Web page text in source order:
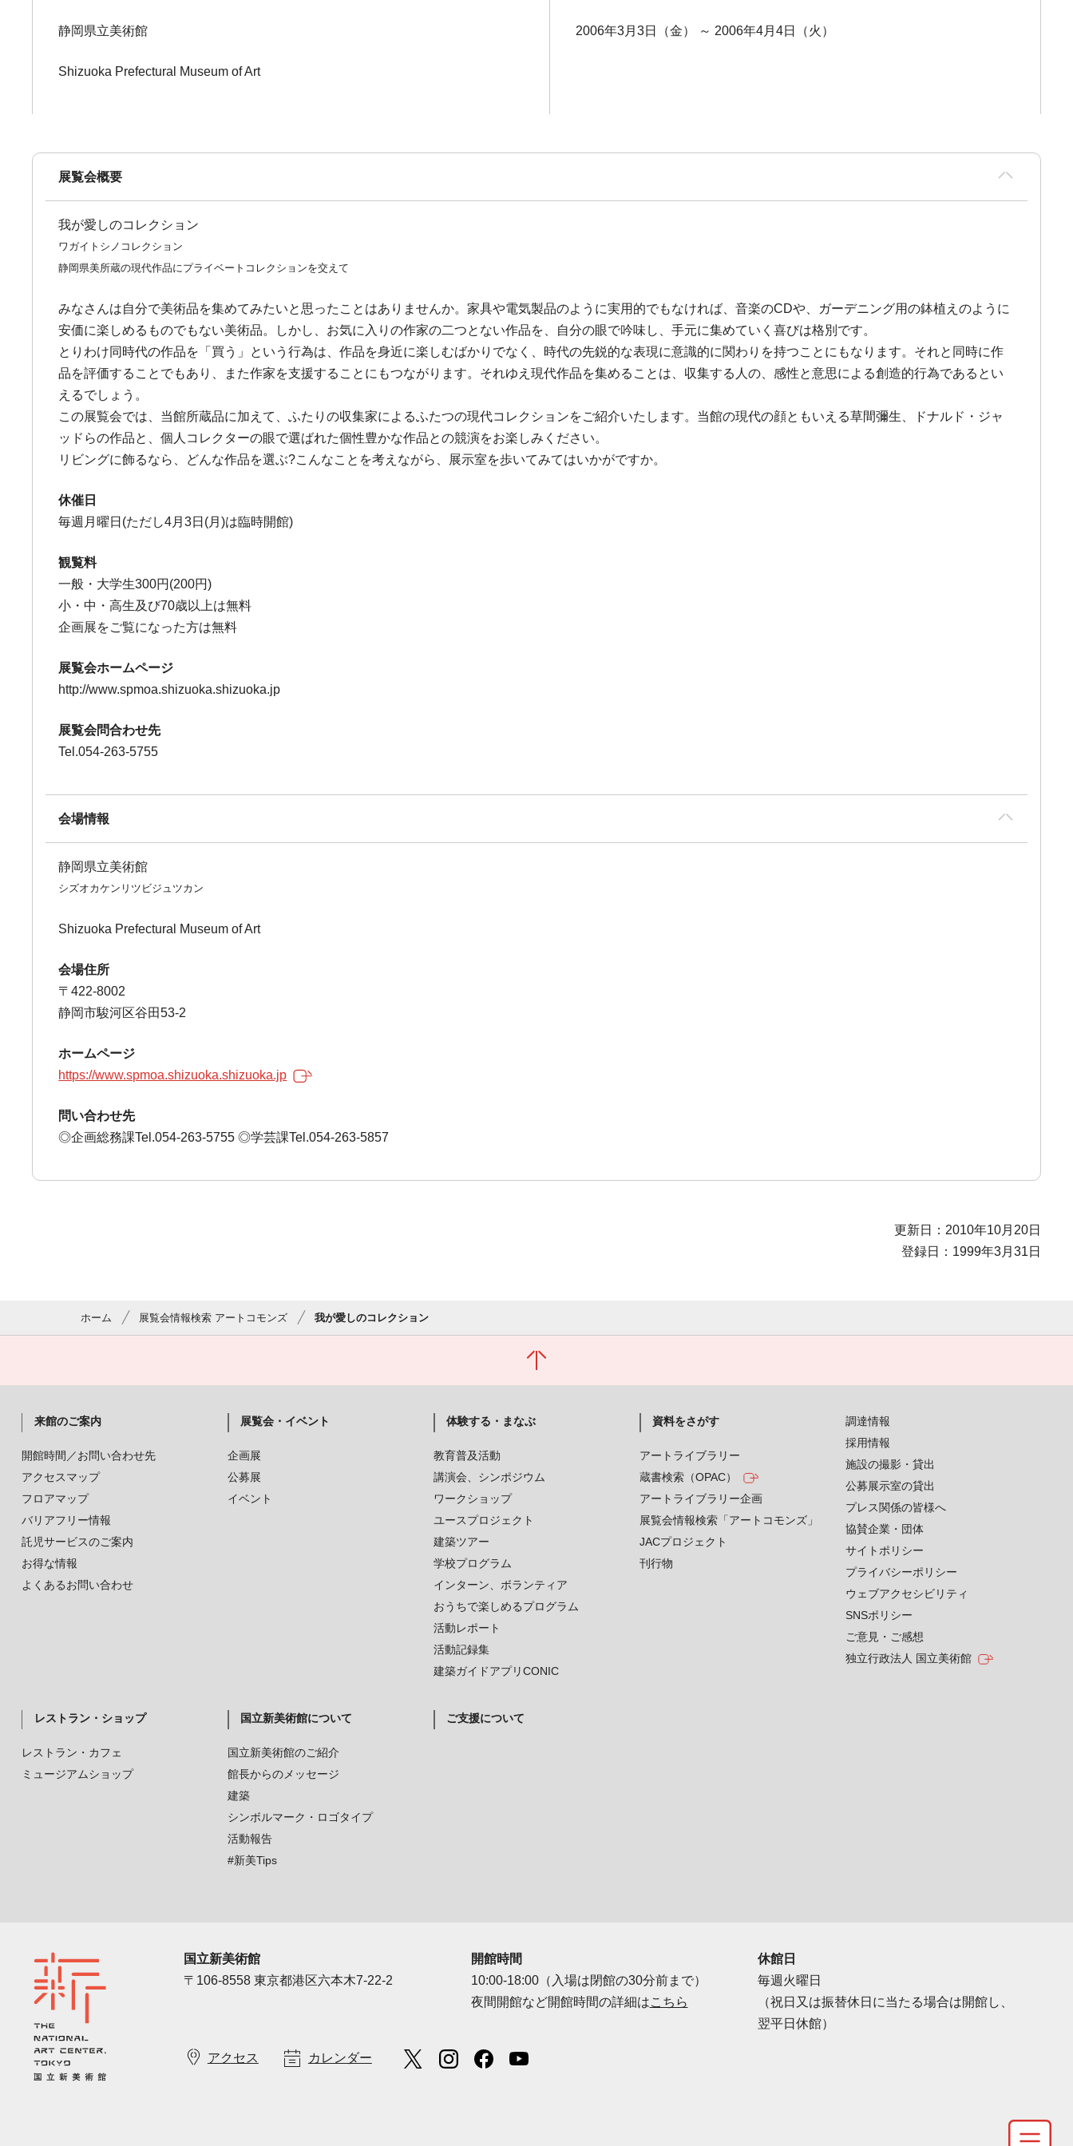
静岡県立美術館
Shizuoka Prefectural Museum of Art
2006年3月3日（金） ～ 2006年4月4日（火）
展覧会概要
我が愛しのコレクション
ワガイトシノコレクション
静岡県美所蔵の現代作品にプライベートコレクションを交えて
みなさんは自分で美術品を集めてみたいと思ったことはありませんか。家具や電気製品のように実用的でもなければ、音楽のCDや、ガーデニング用の鉢植えのように
安価に楽しめるものでもない美術品。しかし、お気に入りの作家の二つとない作品を、自分の眼で吟味し、手元に集めていく喜びは格別です。
とりわけ同時代の作品を「買う」という行為は、作品を身近に楽しむばかりでなく、時代の先鋭的な表現に意識的に関わりを持つことにもなります。それと同時に作
品を評価することでもあり、また作家を支援することにもつながります。それゆえ現代作品を集めることは、収集する人の、感性と意思による創造的行為であるとい
えるでしょう。
この展覧会では、当館所蔵品に加えて、ふたりの収集家によるふたつの現代コレクションをご紹介いたします。当館の現代の顔ともいえる草間彌生、ドナルド・ジャ
ッドらの作品と、個人コレクターの眼で選ばれた個性豊かな作品との競演をお楽しみください。
リビングに飾るなら、どんな作品を選ぶ?こんなことを考えながら、展示室を歩いてみてはいかがですか。
休催日
毎週月曜日(ただし4月3日(月)は臨時開館)
観覧料
一般・大学生300円(200円)
小・中・高生及び70歳以上は無料
企画展をご覧になった方は無料
展覧会ホームページ
http://www.spmoa.shizuoka.shizuoka.jp
展覧会問合わせ先
Tel.054-263-5755
会場情報
静岡県立美術館
シズオカケンリツビジュツカン
Shizuoka Prefectural Museum of Art
会場住所
〒422-8002
静岡市駿河区谷田53-2
ホームページ
https://www.spmoa.shizuoka.shizuoka.jp
問い合わせ先
◎企画総務課Tel.054-263-5755 ◎学芸課Tel.054-263-5857
更新日：2010年10月20日
登録日：1999年3月31日
ホーム 展覧会情報検索 アートコモンズ 我が愛しのコレクション
来館のご案内
開館時間／お問い合わせ先
アクセスマップ
フロアマップ
バリアフリー情報
託児サービスのご案内
お得な情報
よくあるお問い合わせ
展覧会・イベント
企画展
公募展
イベント
体験する・まなぶ
教育普及活動
講演会、シンポジウム
ワークショップ
ユースプロジェクト
建築ツアー
学校プログラム
インターン、ボランティア
おうちで楽しめるプログラム
活動レポート
活動記録集
建築ガイドアプリCONIC
資料をさがす
アートライブラリー
蔵書検索（OPAC）
アートライブラリー企画
展覧会情報検索「アートコモンズ」
JACプロジェクト
刊行物
レストラン・ショップ
レストラン・カフェ
ミュージアムショップ
国立新美術館について
国立新美術館のご紹介
館長からのメッセージ
建築
シンボルマーク・ロゴタイプ
活動報告
#新美Tips
ご支援について
調達情報
採用情報
施設の撮影・貸出
公募展示室の貸出
プレス関係の皆様へ
協賛企業・団体
サイトポリシー
プライバシーポリシー
ウェブアクセシビリティ
SNSポリシー
ご意見・ご感想
独立行政法人 国立美術館
国立新美術館
〒106-8558 東京都港区六本木7-22-2
開館時間
10:00-18:00（入場は閉館の30分前まで）
夜間開館など開館時間の詳細はこちら
休館日
毎週火曜日
（祝日又は振替休日に当たる場合は開館し、
翌平日休館）
アクセス カレンダー